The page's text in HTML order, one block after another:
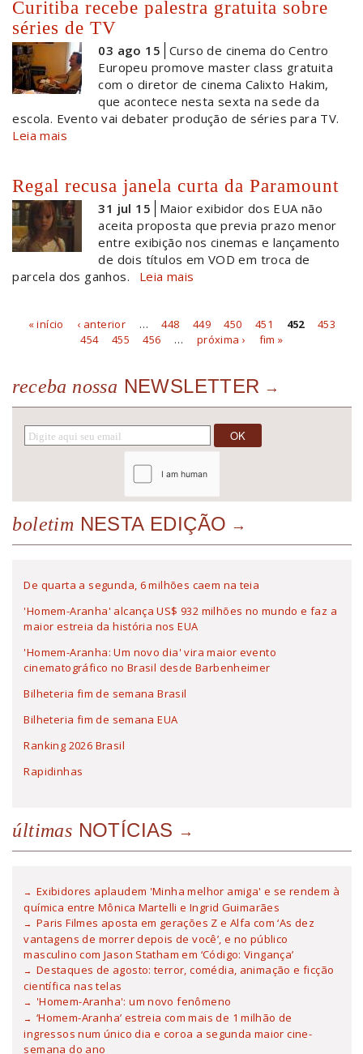
Curitiba recebe palestra gratuita sobre
séries de TV
03 ago 15 Curso de cinema do Centro
Europeu promove master class gratuita
com o diretor de cinema Calixto Hakim,
que acontece nesta sexta na sede da
escola. Evento vai debater produção de séries para TV.
Leia mais
Regal recusa janela curta da Paramount
31 jul 15
Maior exibidor dos EUA não
aceita proposta que previa prazo menor
entre exibição nos cinemas e lançamento
de dois títulos em VOD em troca de
parcela dos ganhos.
Leia mais
Páginas
« início ‹ anterior … 448 449 450 451 452
453
454
455 456 … próxima › fim »
receba nossa NEWSLETTER
boletim NESTA EDIÇÃO
De quarta a segunda, 6 milhões caem na teia
'Homem-Aranha' alcança US$ 932 milhões no mundo e faz a
maior estreia da história nos EUA
'Homem-Aranha: Um novo dia' vira maior evento
cinematográfico no Brasil desde Barbenheimer
Bilheteria fim de semana Brasil
Bilheteria fim de semana EUA
Ranking 2026 Brasil
Rapidinhas
últimas NOTÍCIAS
Exibidores aplaudem 'Minha melhor amiga' e se rendem à
química entre Mônica Martelli e Ingrid Guimarães
Paris Filmes aposta em gerações Z e Alfa com ‘As dez
vantagens de morrer depois de você’, e no público
masculino com Jason Statham em ‘Código: Vingança’
Destaques de agosto: terror, comédia, animação e ficção
científica nas telas
'Homem-Aranha': um novo fenômeno
‘Homem-Aranha’ estreia com mais de 1 milhão de
ingressos num único dia e coroa a segunda maior cine-
semana do ano